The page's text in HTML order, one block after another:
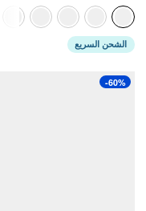
الشحن السريع
-60%